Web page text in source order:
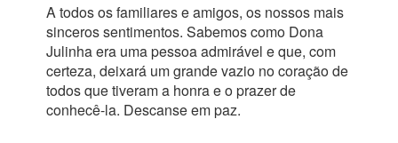
A todos os familiares e amigos, os nossos mais
sinceros sentimentos. Sabemos como Dona
Julinha era uma pessoa admirável e que, com
certeza, deixará um grande vazio no coração de
todos que tiveram a honra e o prazer de
conhecê-la. Descanse em paz.